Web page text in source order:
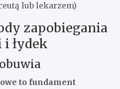
lub lekarzem)
zapobiegania
łydek
to fundament